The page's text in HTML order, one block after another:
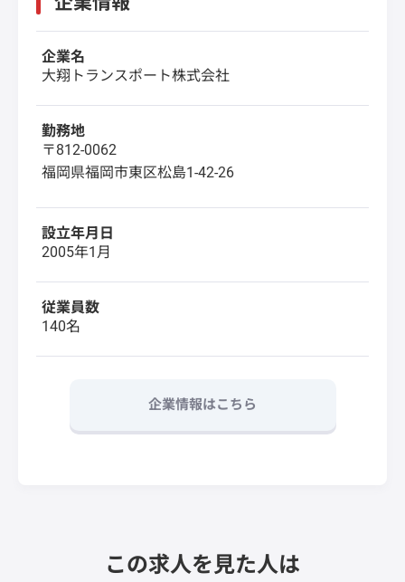
企業名
大翔トランスポート株式会社
勤務地
〒812-0062
福岡県福岡市東区松島1-42-26
設立年月日
2005年1月
従業員数
140名
企業情報はこちら
この求人を見た人は